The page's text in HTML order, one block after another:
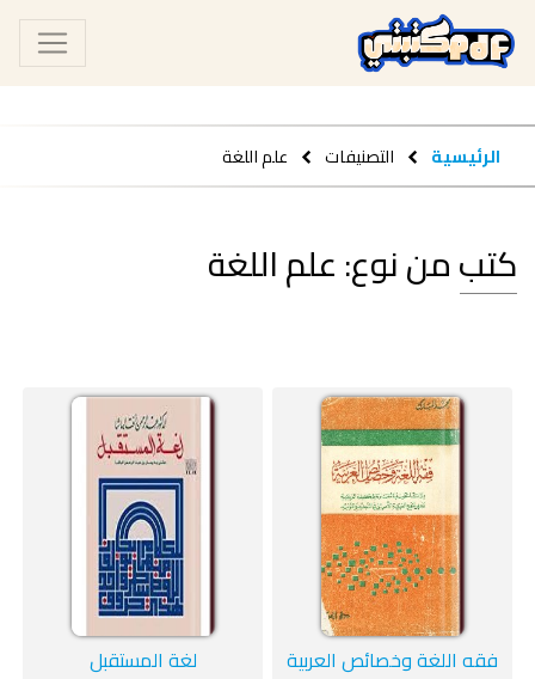
الرئيسية التصنيفات علم اللغة
كتب من نوع: علم اللغة
فقه اللغة وخصائص العربية لغة المستقبل